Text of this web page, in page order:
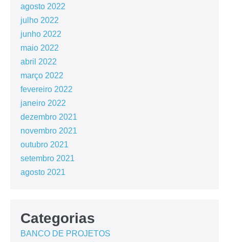
agosto 2022
julho 2022
junho 2022
maio 2022
abril 2022
março 2022
fevereiro 2022
janeiro 2022
dezembro 2021
novembro 2021
outubro 2021
setembro 2021
agosto 2021
Categorias
BANCO DE PROJETOS